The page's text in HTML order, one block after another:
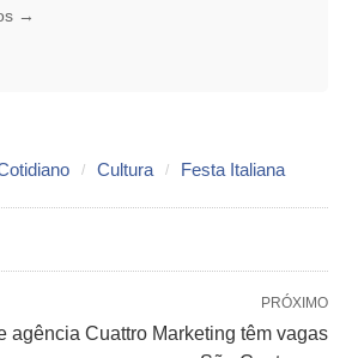
→
Cultura Festa Italiana
PRÓXIMO
agência Cuattro Marketing têm vagas